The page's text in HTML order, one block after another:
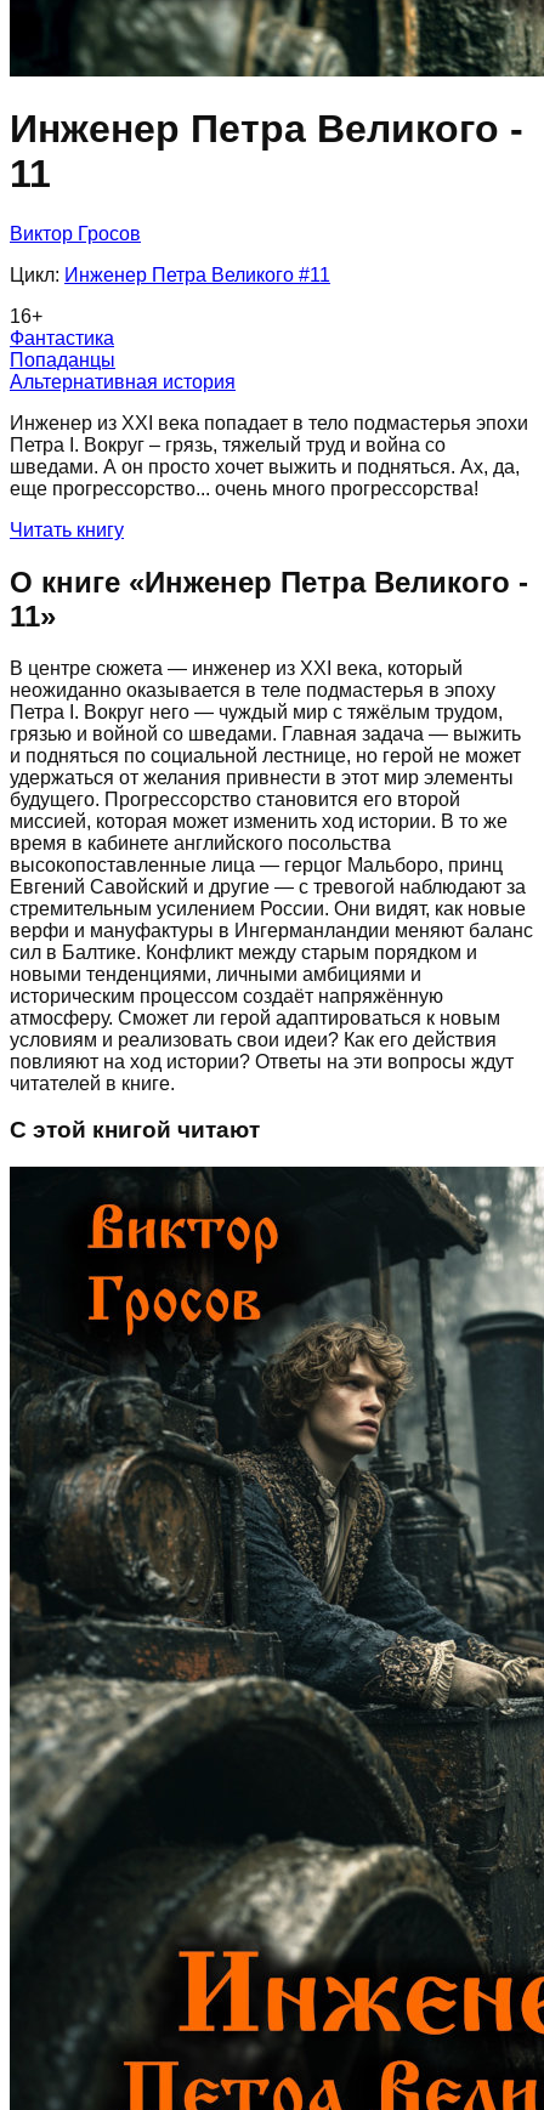
Инженер Петра Великого -
11
Виктор Гросов
Цикл: Инженер Петра Великого #11
16+
Фантастика
Попаданцы
Альтернативная история
Инженер из XXI века попадает в тело подмастерья эпохи
Петра I. Вокруг – грязь, тяжелый труд и война со
шведами. А он просто хочет выжить и подняться. Ах, да,
еще прогрессорство... очень много прогрессорства!
Читать книгу
О книге «Инженер Петра Великого -
11»
В центре сюжета — инженер из XXI века, который
неожиданно оказывается в теле подмастерья в эпоху
Петра I. Вокруг него — чуждый мир с тяжёлым трудом,
грязью и войной со шведами. Главная задача — выжить
и подняться по социальной лестнице, но герой не может
удержаться от желания привнести в этот мир элементы
будущего. Прогрессорство становится его второй
миссией, которая может изменить ход истории. В то же
время в кабинете английского посольства
высокопоставленные лица — герцог Мальборо, принц
Евгений Савойский и другие — с тревогой наблюдают за
стремительным усилением России. Они видят, как новые
верфи и мануфактуры в Ингерманландии меняют баланс
сил в Балтике. Конфликт между старым порядком и
новыми тенденциями, личными амбициями и
историческим процессом создаёт напряжённую
атмосферу. Сможет ли герой адаптироваться к новым
условиям и реализовать свои идеи? Как его действия
повлияют на ход истории? Ответы на эти вопросы ждут
читателей в книге.
С этой книгой читают